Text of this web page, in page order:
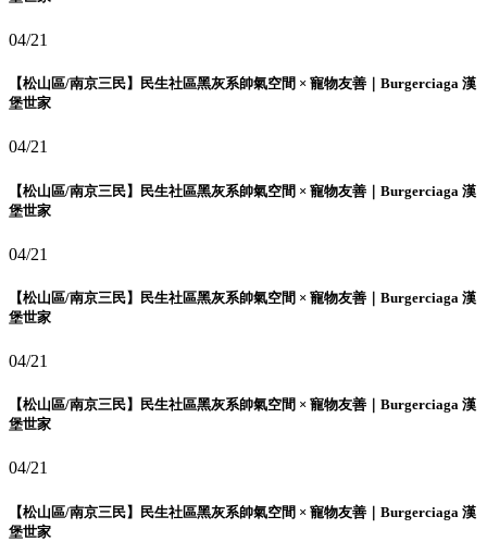
04/21
【松山區/南京三民】民生社區黑灰系帥氣空間 × 寵物友善｜Burgerciaga 漢
堡世家
04/21
【松山區/南京三民】民生社區黑灰系帥氣空間 × 寵物友善｜Burgerciaga 漢
堡世家
04/21
【松山區/南京三民】民生社區黑灰系帥氣空間 × 寵物友善｜Burgerciaga 漢
堡世家
04/21
【松山區/南京三民】民生社區黑灰系帥氣空間 × 寵物友善｜Burgerciaga 漢
堡世家
04/21
【松山區/南京三民】民生社區黑灰系帥氣空間 × 寵物友善｜Burgerciaga 漢
堡世家